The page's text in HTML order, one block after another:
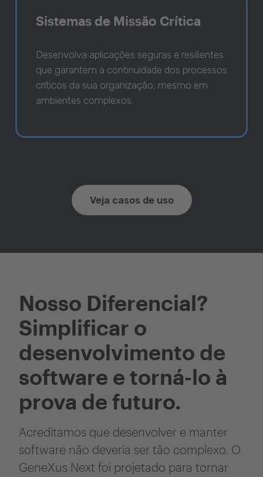
Sistemas de Missão Crítica
Desenvolva aplicações seguras e resilientes
que garantem a continuidade dos processos
críticos da sua organização, mesmo em
ambientes complexos.
Veja casos de uso
Nosso Diferencial?
Simplificar o
desenvolvimento de
software e torná-lo à
prova de futuro.
Acreditamos que desenvolver e manter
software não deveria ser tão complexo. O
GeneXus Next foi projetado para tornar